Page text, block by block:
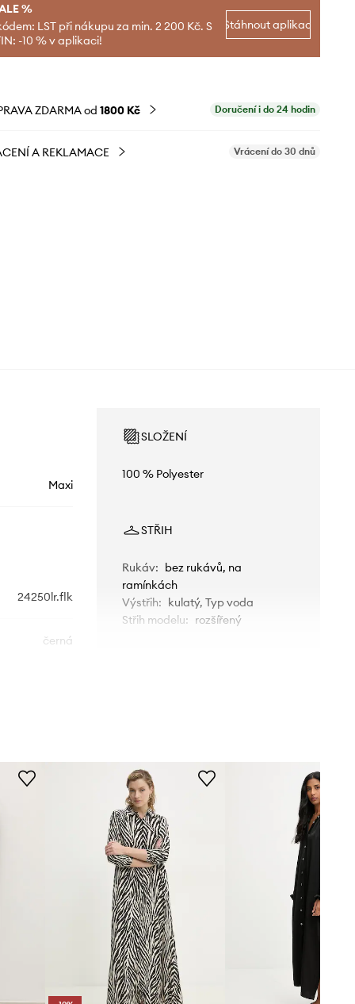
%
LST při nákupu za min. 2 200 Kč. S
-10 % v aplikaci!
Stáhnout aplikaci
ZDARMA od 1800 Kč Doručení i do 24 hodin
A REKLAMACE Vrácení do 30 dnů
Maxi
24250lr.flk
černá
SLOŽENÍ
100 % Polyester
STŘIH
Rukáv: bez rukávů, na
ramínkách
Výstřih: kulatý, Typ voda
Střih modelu: rozšířený
Doporučujeme zvolit velikost, kterou
běžně nosíte.
Tabulka velikosti